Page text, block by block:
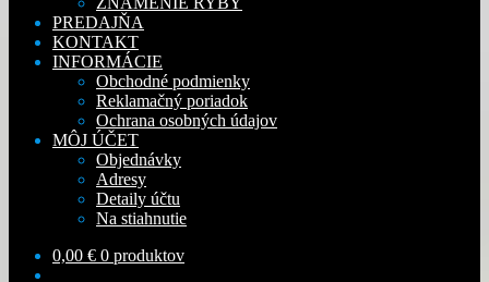
PREDAJŇA
KONTAKT
INFORMÁCIE
Obchodné podmienky
Reklamačný poriadok
Ochrana osobných údajov
MÔJ ÚČET
Objednávky
Adresy
Detaily účtu
Na stiahnutie
0,00 € 0 produktov